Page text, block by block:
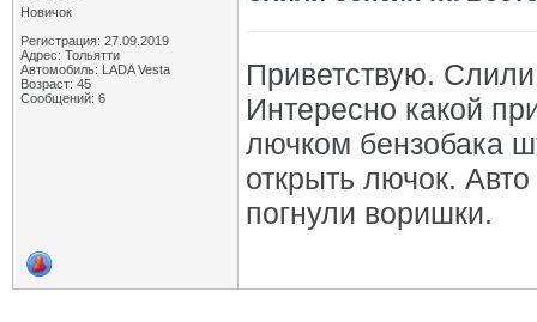
Новичок
Регистрация: 27.09.2019
Адрес: Тольятти
Автомобиль: LADA Vesta
Возраст: 45
Сообщений: 6
Приветствую.
Интересно какой
лючком бензобака
открыть лючок.
погнули воришки.